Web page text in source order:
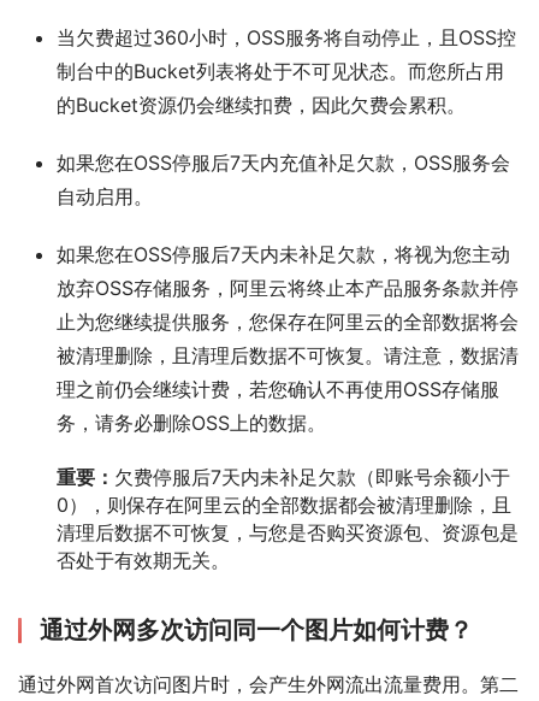
当欠费超过360小时，OSS服务将自动停止，且OSS控
制台中的Bucket列表将处于不可见状态。而您所占用
的Bucket资源仍会继续扣费，因此欠费会累积。
如果您在OSS停服后7天内充值补足欠款，OSS服务会
自动启用。
如果您在OSS停服后7天内未补足欠款，将视为您主动
放弃OSS存储服务，阿里云将终止本产品服务条款并停
止为您继续提供服务，您保存在阿里云的全部数据将会
被清理删除，且清理后数据不可恢复。请注意，数据清
理之前仍会继续计费，若您确认不再使用OSS存储服
务，请务必删除OSS上的数据。
重要： 欠费停服后7天内未补足欠款（即账号余额小于
0），则保存在阿里云的全部数据都会被清理删除，且
清理后数据不可恢复，与您是否购买资源包、资源包是
否处于有效期无关。
通过外网多次访问同一个图片如何计费？
通过外网首次访问图片时，会产生外网流出流量费用。第二